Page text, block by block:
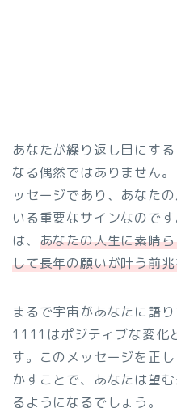
あなたが繰り返し目にす
なる偶然ではありません
ッセージであり、あなた
いる重要なサインなので
は、 あなたの人生に素晴
して長年の願いが叶う前
まるで宇宙があなたに語
1111はポジティブな変化
す。このメッセージを正
かすことで、あなたは望
るようになるでしょう。